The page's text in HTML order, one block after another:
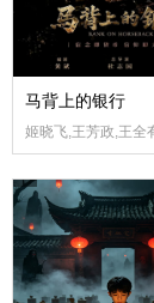
正溪,章涛,王祖一,刘
马背上的银行
姬晓飞,王芳政,王全